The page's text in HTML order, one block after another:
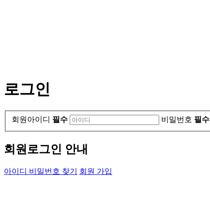
로그인
회원아이디 필수 비밀번호 필수
회원로그인 안내
아이디 비밀번호 찾기 회원 가입